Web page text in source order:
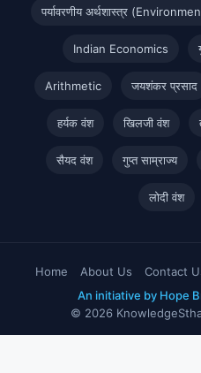
पर्यावरणीय अर्थशास्त्र
Indian Economics
Arithmetic जयशंकर प्रसाद
हर्यक वंश खिलजी वंश
सैयद वंश गुप्त साम्राज्य
लोदी वंश
Home About Us Contact
An initiative by Hope
© 2026